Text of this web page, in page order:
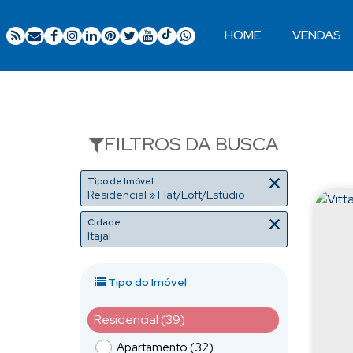
VENDAS
HOME
FILTROS DA BUSCA
Tipo de Imóvel:
Residencial » Flat/Loft/Estúdio
Cidade:
Itajaí
Tipo do Imóvel
Residencial (39)
Apartamento (32)